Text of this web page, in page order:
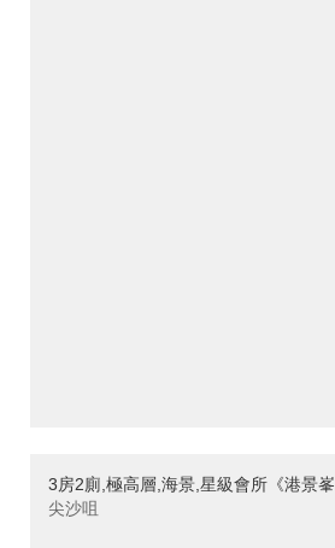
3房2廁,極高層,海景,星級會所《港景峯
尖沙咀